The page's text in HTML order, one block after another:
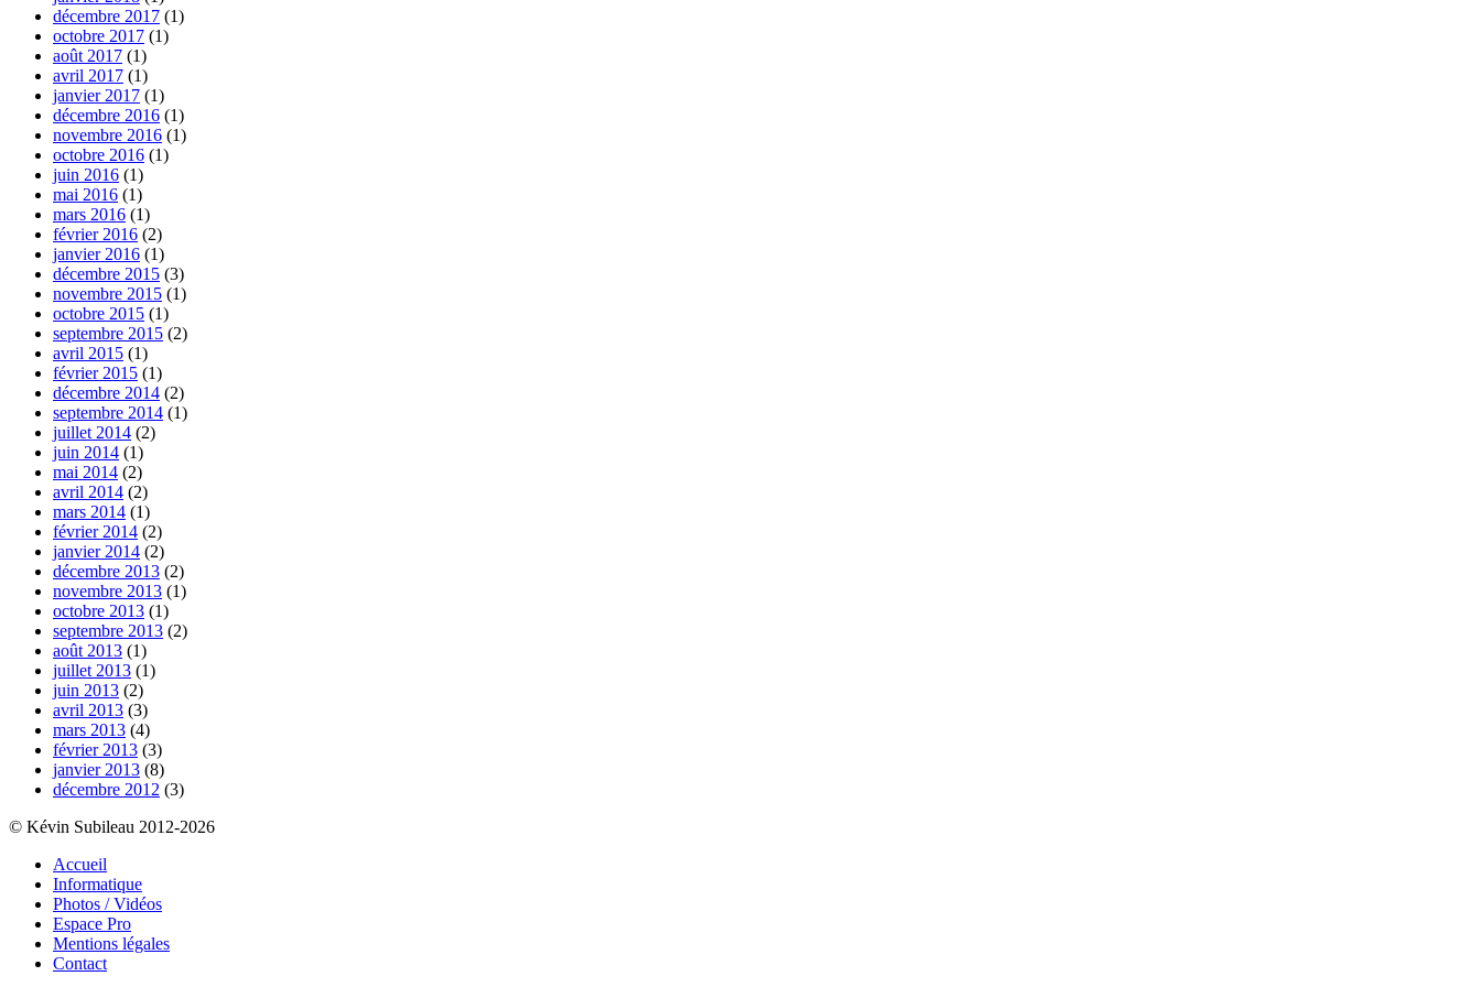
décembre 2017 (1)
octobre 2017 (1)
août 2017 (1)
avril 2017 (1)
janvier 2017 (1)
décembre 2016 (1)
novembre 2016 (1)
octobre 2016 (1)
juin 2016 (1)
mai 2016 (1)
mars 2016 (1)
février 2016 (2)
janvier 2016 (1)
décembre 2015 (3)
novembre 2015 (1)
octobre 2015 (1)
septembre 2015 (2)
avril 2015 (1)
février 2015 (1)
décembre 2014 (2)
septembre 2014 (1)
juillet 2014 (2)
juin 2014 (1)
mai 2014 (2)
avril 2014 (2)
mars 2014 (1)
février 2014 (2)
janvier 2014 (2)
décembre 2013 (2)
novembre 2013 (1)
octobre 2013 (1)
septembre 2013 (2)
août 2013 (1)
juillet 2013 (1)
juin 2013 (2)
avril 2013 (3)
mars 2013 (4)
février 2013 (3)
janvier 2013 (8)
décembre 2012 (3)
© Kévin Subileau 2012-2026
Accueil
Informatique
Photos / Vidéos
Espace Pro
Mentions légales
Contact